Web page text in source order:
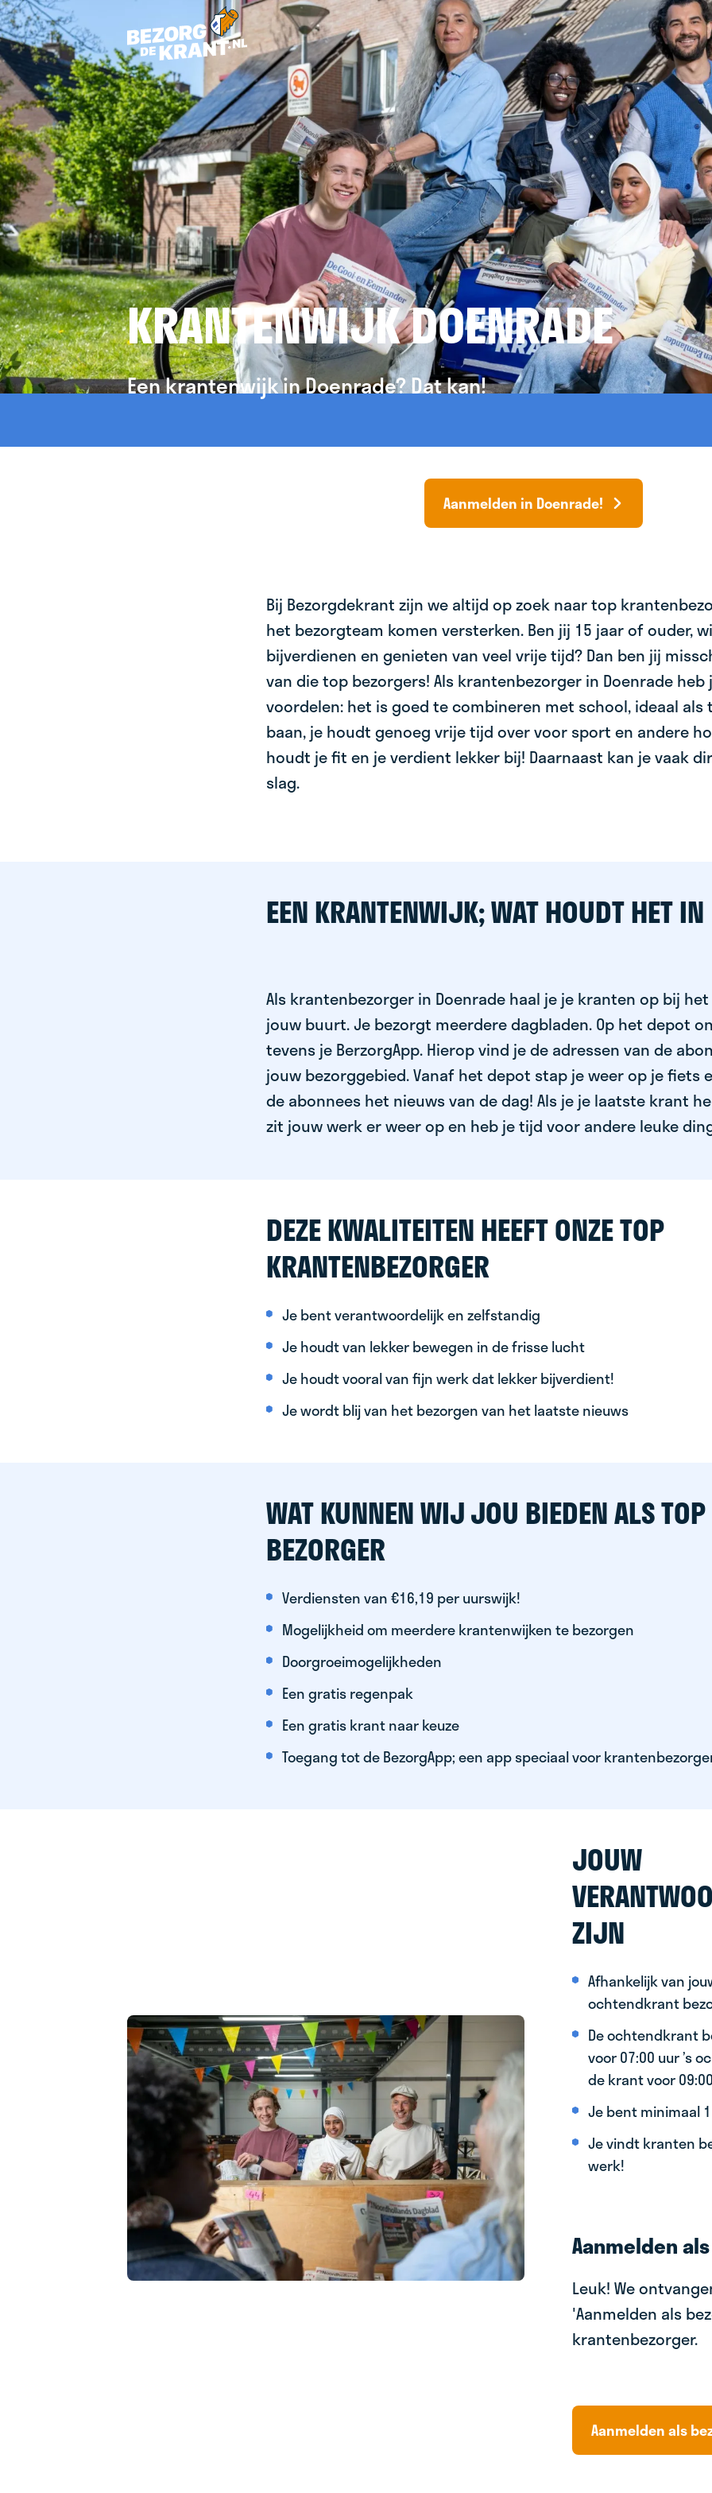
KRANTENWIJK DOENRADE
Een krantenwijk in Doenrade? Dat kan!
Aanmelden in Doenrade!
Bij Bezorgdekrant zijn we altijd op zoek naar top
het bezorgteam komen versterken. Ben jij 15 jaar of ouder,
bijverdienen en genieten van veel vrije tijd? Dan ben jij
van die top bezorgers! Als krantenbezorger in Doenrade heb
voordelen: het is goed te combineren met school, ideaal als
baan, je houdt genoeg vrije tijd over voor sport en andere
houdt je fit en je verdient lekker bij! Daarnaast kan je vaak
slag.
EEN KRANTENWIJK; WAT HOUDT HET IN
Als krantenbezorger in Doenrade haal je je kranten op bij
jouw buurt. Je bezorgt meerdere dagbladen. Op het depot
tevens je BerzorgApp. Hierop vind je de adressen van de
jouw bezorggebied. Vanaf het depot stap je weer op je fiets
de abonnees het nieuws van de dag! Als je je laatste krant
zit jouw werk er weer op en heb je tijd voor andere leuke
DEZE KWALITEITEN HEEFT ONZE TOP
KRANTENBEZORGER
Je bent verantwoordelijk en zelfstandig
Je houdt van lekker bewegen in de frisse lucht
Je houdt vooral van fijn werk dat lekker bijverdient!
Je wordt blij van het bezorgen van het laatste nieuws
WAT KUNNEN WIJ JOU BIEDEN ALS TOP
BEZORGER
Verdiensten van €16,19 per uurswijk!
Mogelijkheid om meerdere krantenwijken te bezorgen
Doorgroeimogelijkheden
Een gratis regenpak
Een gratis krant naar keuze
Toegang tot de BezorgApp; een app speciaal voor
JOUW
ZIJN
Afhankelijk van
ochtendkrant
De ochtendkrant
voor 07:00 uur ’s
de krant voor
Je bent minimaal
Je vindt kranten
werk!
Aanmelden
Leuk! We
'Aanmelden als
krantenbezorger.
Aanmelden als